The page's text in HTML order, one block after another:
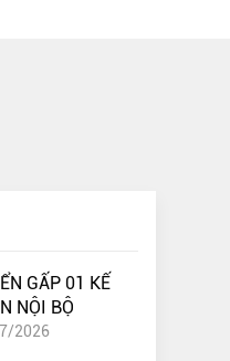
GẤP 01 KẾ
NỘI BỘ
2026